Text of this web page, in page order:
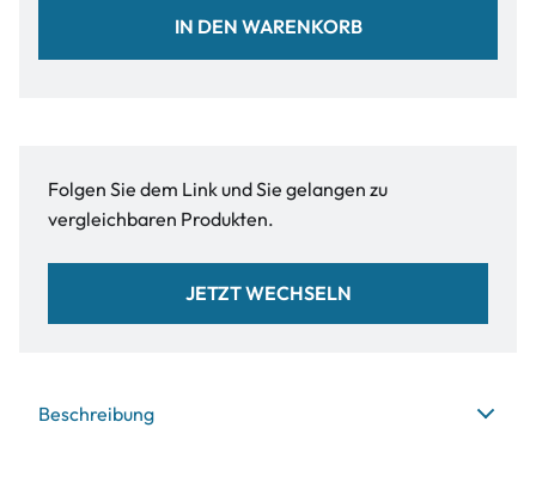
IN DEN WARENKORB
Folgen Sie dem Link und Sie gelangen zu
vergleichbaren Produkten.
JETZT WECHSELN
Beschreibung